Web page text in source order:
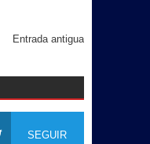
Entrada antigua
SEGUIR